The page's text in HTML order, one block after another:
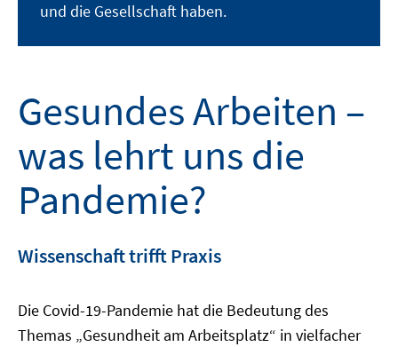
und die Gesellschaft haben.
Gesundes Arbeiten –
was lehrt uns die
Pandemie?
Wissenschaft trifft Praxis
Die Covid-19-Pandemie hat die Bedeutung des
Themas „Gesundheit am Arbeitsplatz“ in vielfacher